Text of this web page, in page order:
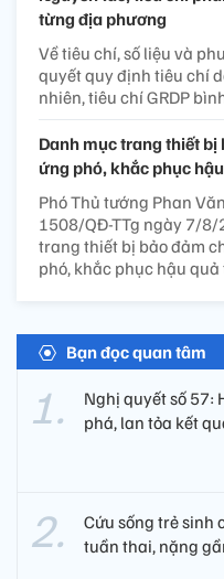
từng địa phương
Về tiêu chí, số liệu và
quyết quy định tiêu chí
nhiên, tiêu chí GRDP
Danh mục trang thiết
ứng phó, khắc phục
Phó Thủ tướng Phan
1508/QĐ-TTg ngày 7/
trang thiết bị bảo đảm
phó, khắc phục hậu
Bạn đọc quan tâm
Nghị quyết số 57:
phá, lan tỏa kết
Cứu sống trẻ sinh
tuần thai, nặng